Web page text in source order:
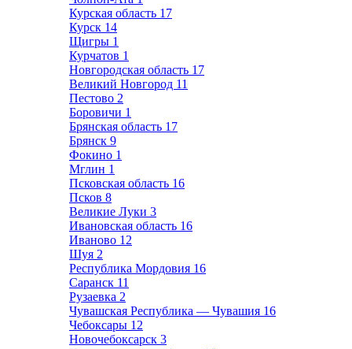
Курская область 17
Курск 14
Щигры 1
Курчатов 1
Новгородская область 17
Великий Новгород 11
Пестово 2
Боровичи 1
Брянская область 17
Брянск 9
Фокино 1
Мглин 1
Псковская область 16
Псков 8
Великие Луки 3
Ивановская область 16
Иваново 12
Шуя 2
Республика Мордовия 16
Саранск 11
Рузаевка 2
Чувашская Республика — Чувашия 16
Чебоксары 12
Новочебоксарск 3